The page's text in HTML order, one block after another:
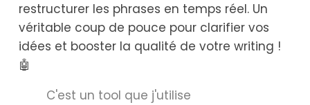
restructurer les phrases en temps réel. Un
véritable coup de pouce pour clarifier vos
idées et booster la qualité de votre writing !
🤖
C'est un tool que j'utilise